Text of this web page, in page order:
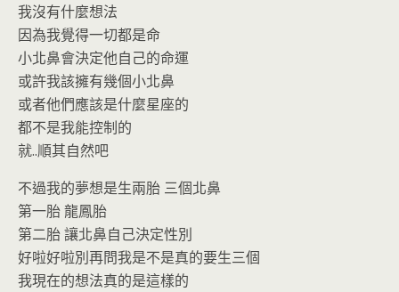
我沒有什麼想法
因為我覺得一切都是命
小北鼻會決定他自己的命運
或許我該擁有幾個小北鼻
或者他們應該是什麼星座的
都不是我能控制的
就..順其自然吧
不過我的夢想是生兩胎 三個北鼻
第一胎 龍鳳胎
第二胎 讓北鼻自己決定性別
好啦好啦別再問我是不是真的要生三個
我現在的想法真的是這樣的